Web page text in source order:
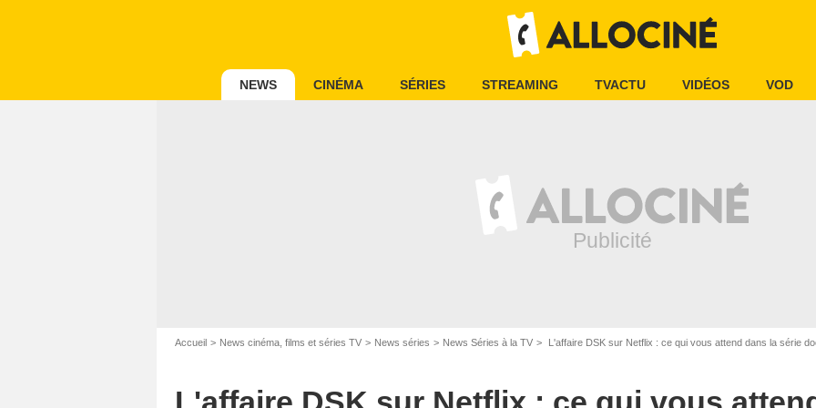
NEWS CINÉMA SÉRIES STREAMING TVACTU VIDÉOS VOD
Accueil News cinéma, films et séries TV News séries News Séries à la TV L'affaire DSK sur Netflix : ce qui vous attend dans la série